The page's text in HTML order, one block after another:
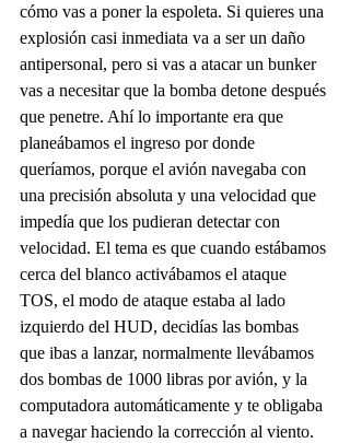
cómo vas a poner la espoleta. Si quieres una
explosión casi inmediata va a ser un daño
antipersonal, pero si vas a atacar un bunker
vas a necesitar que la bomba detone después
que penetre. Ahí lo importante era que
planeábamos el ingreso por donde
queríamos, porque el avión navegaba con
una precisión absoluta y una velocidad que
impedía que los pudieran detectar con
velocidad. El tema es que cuando estábamos
cerca del blanco activábamos el ataque
TOS, el modo de ataque estaba al lado
izquierdo del HUD, decidías las bombas
que ibas a lanzar, normalmente llevábamos
dos bombas de 1000 libras por avión, y la
computadora automáticamente y te obligaba
a navegar haciendo la corrección al viento.